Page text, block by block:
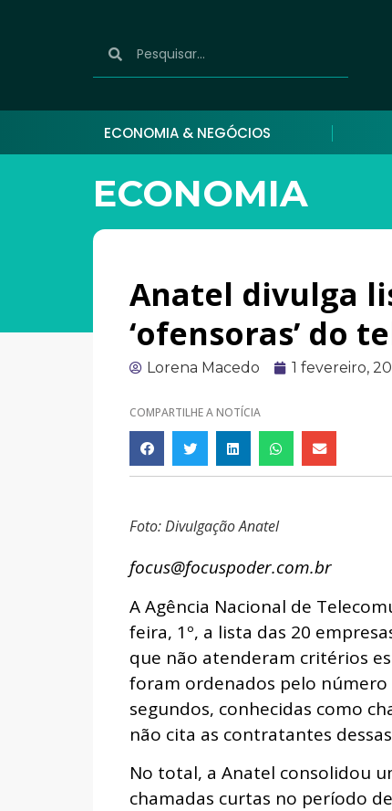
ECONOMIA & NEGÓCIOS
ECONOMIA
Anatel divulga
‘ofensoras’ do
Lorena Macedo 1 fevereiro,
COMPARTILHE A NOTÍCIA
Foto: Divulgação Anatel
focus@focuspoder.com.br
A Agência Nacional de
feira, 1º, a lista das 20
que não atenderam critérios
foram ordenados pelo
segundos, conhecidas como
não cita as contratantes
No total, a Anatel consolidou
chamadas curtas no período